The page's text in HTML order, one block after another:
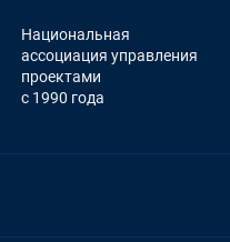
Национальная
ассоциация управления
проектами
с 1990 года